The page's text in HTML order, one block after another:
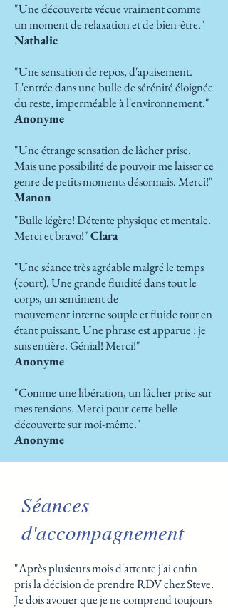
"Une découverte vécue vraiment comme
un moment de relaxation et de bien-être."
Nathalie
"Une sensation de repos, d'apaisement.
L'entrée dans une bulle de sérénité éloignée
du reste, imperméable à l'environnement."
Anonyme
"Une étrange sensation de lâcher prise.
Mais une possibilité de pouvoir me laisser ce
genre de petits moments désormais. Merci!"
Manon
"Bulle légère! Détente physique et mentale.
Merci et bravo!"Clara
"Une séance très agréable malgré le temps
(court). Une grande fluidité dans tout le
corps, un sentiment de
mouvement interne souple et fluide tout en
étant puissant. Une phrase est apparue : je
suis entière. Génial! Merci!"
Anonyme
"Comme une libération, un lâcher prise sur
mes tensions. Merci pour cette belle
découverte sur moi-même."
Anonyme
Séances
d'accompagnement
"Après plusieurs mois d'attente j'ai enfin
pris la décision de prendre RDV chez Steve.
Je dois avouer que je ne comprend toujours